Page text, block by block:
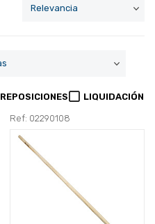
REPOSICIONES LIQUIDACIÓN
Ref: 02290108